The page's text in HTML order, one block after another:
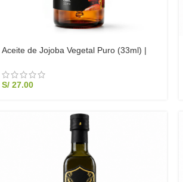
Aceite de Jojoba Vegetal Puro (33ml) |
Acné y Cabello
S/27.00